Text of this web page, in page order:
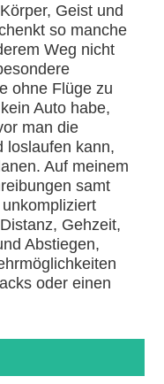
Geist und
so manche
Weg nicht
ohne Flüge zu
Auto habe,
man die
loslaufen kann,
Auf meinem
samt
Gehzeit,
Abstiegen,
oder einen